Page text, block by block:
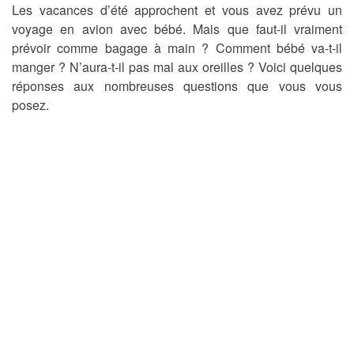
Les vacances d’été approchent et vous avez prévu un
voyage en avion avec bébé. Mais que faut-il vraiment
prévoir comme bagage à main ? Comment bébé va-t-il
manger ? N’aura-t-il pas mal aux oreilles ? Voici quelques
réponses aux nombreuses questions que vous vous
posez.